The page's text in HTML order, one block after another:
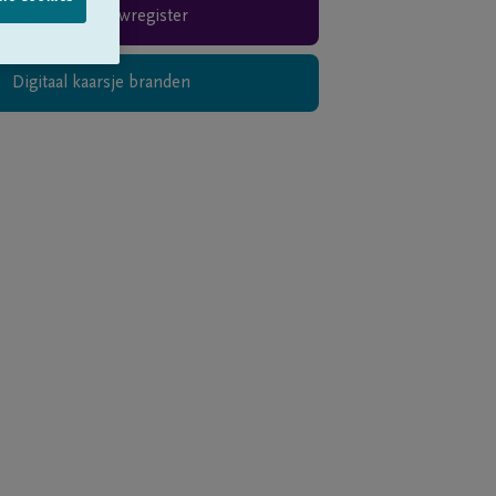
Rouwregister
Digitaal kaarsje branden